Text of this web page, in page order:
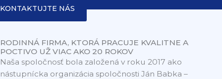
KONTAKTUJTE NÁS
RODINNÁ FIRMA, KTORÁ PRACUJE KVALITNE A
POCTIVO UŽ VIAC AKO 20 ROKOV
Naša spoločnosť bola založená v roku 2017 ako
nástupnícka organizácia spoločnosti Ján Babka –